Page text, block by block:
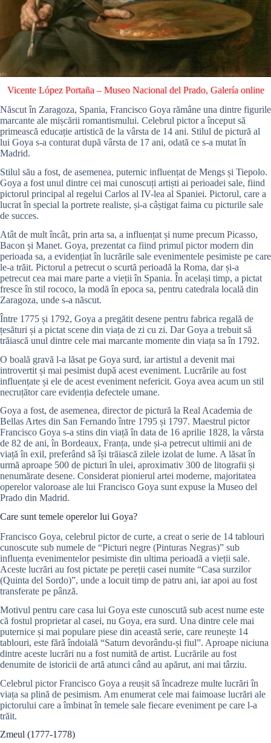
Vicente López Portaña – Museo Nacional del Prado, Galería online
Născut în Zaragoza, Spania, Francisco Goya rămâne una dintre figurile
marcante ale mișcării romantismului. Celebrul pictor a început să
primească educație artistică de la vârsta de 14 ani. Stilul de pictură al
lui Goya s-a conturat după vârsta de 17 ani, odată ce s-a mutat în
Madrid.
Stilul său a fost, de asemenea, puternic influențat de Mengs și Tiepolo.
Goya a fost unul dintre cei mai cunoscuți artiști ai perioadei sale, fiind
pictorul principal al regelui Carlos al IV-lea al Spaniei. Pictorul, care a
lucrat în special la portrete realiste, și-a câștigat faima cu picturile sale
de succes.
Atât de mult încât, prin arta sa, a influențat și nume precum Picasso,
Bacon și Manet. Goya, prezentat ca fiind primul pictor modern din
perioada sa, a evidențiat în lucrările sale evenimentele pesimiste pe care
le-a trăit. Pictorul a petrecut o scurtă perioadă la Roma, dar și-a
petrecut cea mai mare parte a vieții în Spania. În același timp, a pictat
fresce în stil rococo, la modă în epoca sa, pentru catedrala locală din
Zaragoza, unde s-a născut.
Între 1775 și 1792, Goya a pregătit desene pentru fabrica regală de
țesături și a pictat scene din viața de zi cu zi. Dar Goya a trebuit să
trăiască unul dintre cele mai marcante momente din viața sa în 1792.
O boală gravă l-a lăsat pe Goya surd, iar artistul a devenit mai
introvertit și mai pesimist după acest eveniment. Lucrările au fost
influențate și ele de acest eveniment nefericit. Goya avea acum un stil
necruțător care evidenția defectele umane.
Goya a fost, de asemenea, director de pictură la Real Academia de
Bellas Artes din San Fernando între 1795 și 1797. Maestrul pictor
Francisco Goya s-a stins din viață în data de 16 aprilie 1828, la vârsta
de 82 de ani, în Bordeaux, Franța, unde și-a petrecut ultimii ani de
viață în exil, preferând să își trăiască zilele izolat de lume. A lăsat în
urmă aproape 500 de picturi în ulei, aproximativ 300 de litografii și
nenumărate desene. Considerat pionierul artei moderne, majoritatea
operelor valoroase ale lui Francisco Goya sunt expuse la Museo del
Prado din Madrid.
Care sunt temele operelor lui Goya?
Francisco Goya, celebrul pictor de curte, a creat o serie de 14 tablouri
cunoscute sub numele de “Picturi negre (Pinturas Negras)” sub
influența evenimentelor pesimiste din ultima perioadă a vieții sale.
Aceste lucrări au fost pictate pe pereții casei numite “Casa surzilor
(Quinta del Sordo)”, unde a locuit timp de patru ani, iar apoi au fost
transferate pe pânză.
Motivul pentru care casa lui Goya este cunoscută sub acest nume este
că fostul proprietar al casei, nu Goya, era surd. Una dintre cele mai
puternice și mai populare piese din această serie, care reunește 14
tablouri, este fără îndoială “Saturn devorându-și fiul”. Aproape niciuna
dintre aceste lucrări nu a fost numită de artist. Lucrările au fost
denumite de istoricii de artă atunci când au apărut, ani mai târziu.
Celebrul pictor Francisco Goya a reușit să încadreze multe lucrări în
viața sa plină de pesimism. Am enumerat cele mai faimoase lucrări ale
pictorului care a îmbinat în temele sale fiecare eveniment pe care l-a
trăit.
Zmeul (1777-1778)